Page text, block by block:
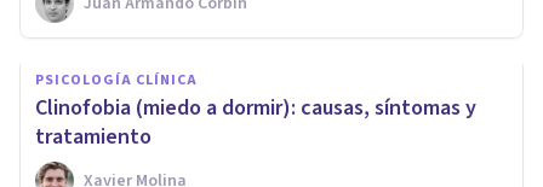
PSICOLOGÍA CLÍNICA
Clinofobia (miedo a dormir): causas, síntomas y
tratamiento
Xavier Molina
Técnica de la reversión del
hábito: qué es y cómo se usa